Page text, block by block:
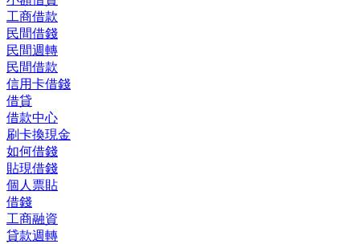
工商借款
民間借錢
民間週轉
民間借款
信用卡借錢
借貸
借款中心
刷卡換現金
如何借錢
貼現借錢
個人票貼
借錢
工商融資
貸款週轉